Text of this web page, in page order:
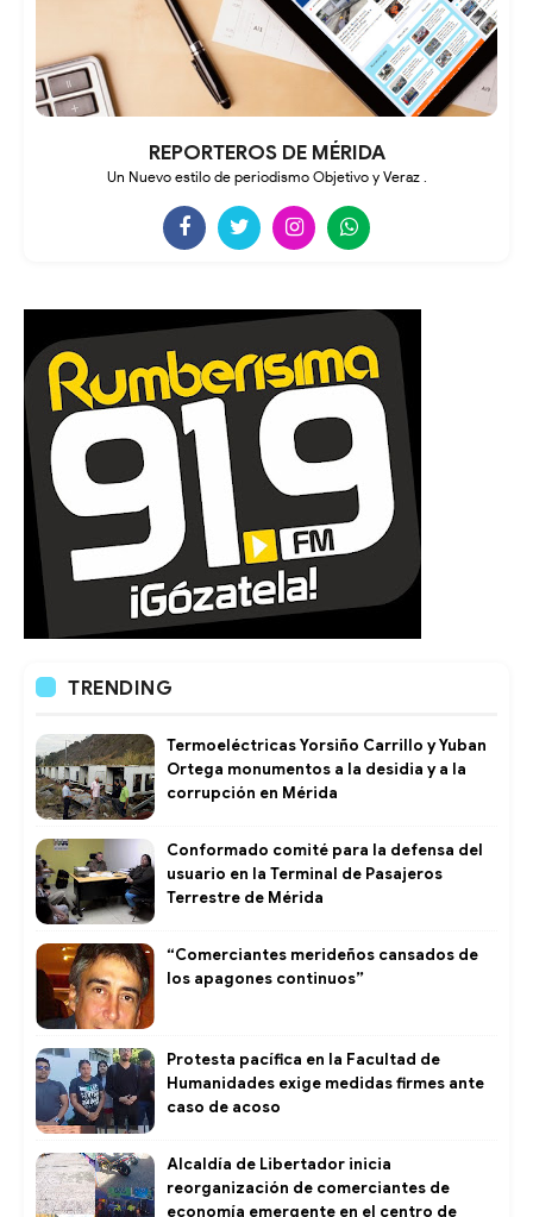
REPORTEROS DE MÉRIDA
Un Nuevo estilo de periodismo Objetivo y Veraz .
TRENDING
Termoeléctricas Yorsiño Carrillo y Yuban
Ortega monumentos a la desidia y a la
corrupción en Mérida
Conformado comité para la defensa del
usuario en la Terminal de Pasajeros
Terrestre de Mérida
“Comerciantes merideños cansados de
los apagones continuos”
Protesta pacífica en la Facultad de
Humanidades exige medidas firmes ante
caso de acoso
​Alcaldía de Libertador inicia
reorganización de comerciantes de
economía emergente en el centro de